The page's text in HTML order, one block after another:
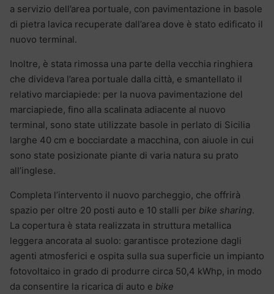
a servizio dell’area portuale, con pavimentazione in basole
di pietra lavica recuperate dall’area dove è stato edificato il
nuovo terminal.
Inoltre, è stata rimossa una parte della vecchia ringhiera
che divideva l’area portuale dalla città, e smantellato il
relativo marciapiede: per la nuova pavimentazione del
marciapiede, fino alla scalinata adiacente al nuovo
terminal, sono state utilizzate basole in perlato di Sicilia
larghe 40 cm e bocciardate a macchina, con aiuole in cui
sono state posizionate piante di varia natura su prato
all’inglese.
Completa l’intervento il nuovo parcheggio, che offrirà
spazio per oltre 20 posti auto e 10 stalli per bike sharing.
La copertura è stata realizzata in struttura metallica
leggera ancorata al suolo: garantisce protezione dagli
agenti atmosferici e ospita sulla sua superficie un impianto
fotovoltaico in grado di produrre circa 50,4 kWhp, in modo
da consentire la ricarica di auto e bike